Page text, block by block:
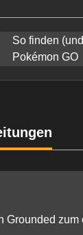
So finden
Pokémon GO
Grounded zum